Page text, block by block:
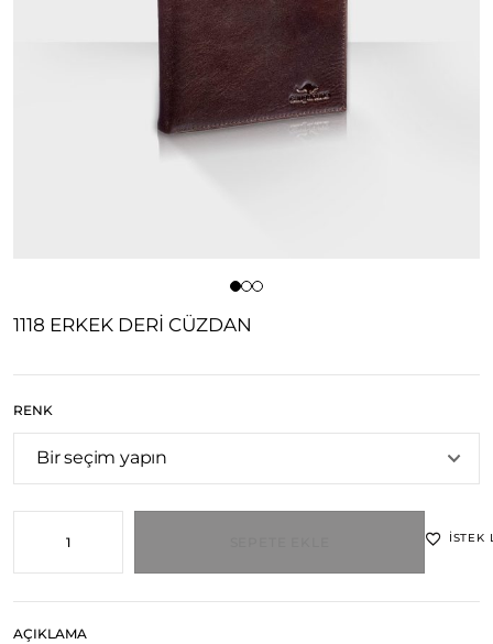
1118 ERKEK DERI CÜZDAN
RENK
İSTEK
AÇIKLAMA